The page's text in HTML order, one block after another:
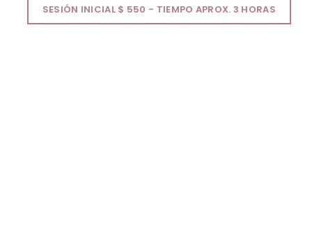
SESIÓN INICIAL $ 550 - TIEMPO APROX. 3 HORAS